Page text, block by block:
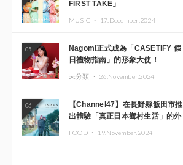
FIRST TAKE」
MUSIC ・ 17.December.2024
05
Nagomi正式成為「CASETiFY 假
日禮物指南」的形象大使！
未分類 ・ 26.November.2024
06
【Channel47】在長野縣飯田市推
出體驗「真正日本鄉村生活」的外
FOOD ・ 19.November.2024